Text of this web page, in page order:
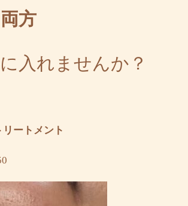
方
入れませんか？
ートメント